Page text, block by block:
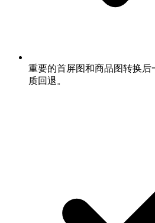
重要的首屏图和商品图转换
质回退。